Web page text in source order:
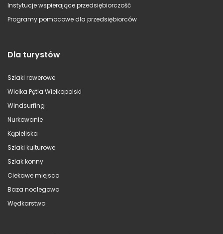
Instytucje wspierające przedsiębiorczość
Programy pomocowe dla przedsiębiorców
Dla turystów
Szlaki rowerowe
Wielka Pętla Wielkopolski
Windsurfing
Nurkowanie
Kąpieliska
Szlaki kulturowe
Szlak konny
Ciekawe miejsca
Baza noclegowa
Wędkarstwo